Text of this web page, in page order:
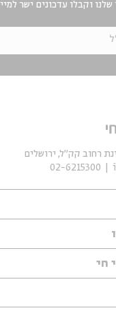
שלנו וקבלו עדכונים ישר
חי
02-6215300